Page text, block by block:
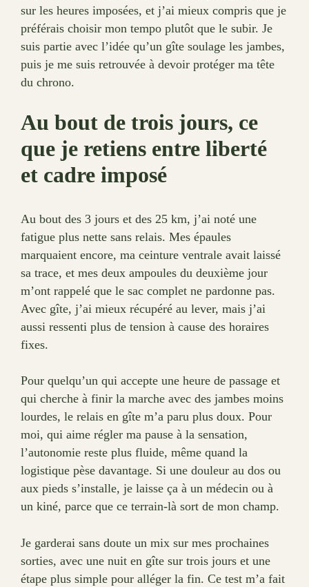
sur les heures imposées, et j’ai mieux compris que je
préférais choisir mon tempo plutôt que le subir. Je
suis partie avec l’idée qu’un gîte soulage les jambes,
puis je me suis retrouvée à devoir protéger ma tête
du chrono.
Au bout de trois jours, ce
que je retiens entre liberté
et cadre imposé
Au bout des 3 jours et des 25 km, j’ai noté une
fatigue plus nette sans relais. Mes épaules
marquaient encore, ma ceinture ventrale avait laissé
sa trace, et mes deux ampoules du deuxième jour
m’ont rappelé que le sac complet ne pardonne pas.
Avec gîte, j’ai mieux récupéré au lever, mais j’ai
aussi ressenti plus de tension à cause des horaires
fixes.
Pour quelqu’un qui accepte une heure de passage et
qui cherche à finir la marche avec des jambes moins
lourdes, le relais en gîte m’a paru plus doux. Pour
moi, qui aime régler ma pause à la sensation,
l’autonomie reste plus fluide, même quand la
logistique pèse davantage. Si une douleur au dos ou
aux pieds s’installe, je laisse ça à un médecin ou à
un kiné, parce que ce terrain-là sort de mon champ.
Je garderai sans doute un mix sur mes prochaines
sorties, avec une nuit en gîte sur trois jours et une
étape plus simple pour alléger la fin. Ce test m’a fait